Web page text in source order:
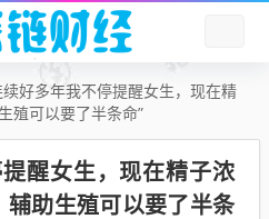
续好多年我不停提醒女生，现在精
殖可以要了半条命”
醒女生，现在精子浓
辅助生殖可以要了半条